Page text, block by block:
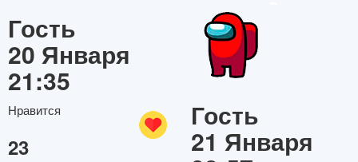
Гость
21 Января
Гость
20 Января
21:35
Нравится
23